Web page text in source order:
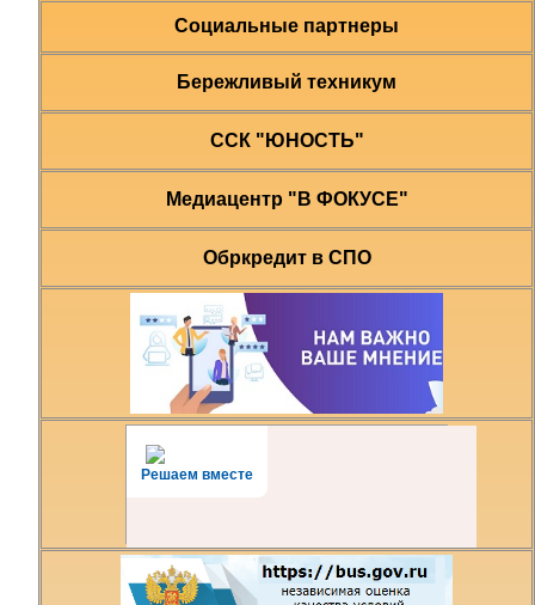
Социальные партнеры
Бережливый техникум
ССК "ЮНОСТЬ"
Медиацентр "В ФОКУСЕ"
Обркредит в СПО
Решаем вместе